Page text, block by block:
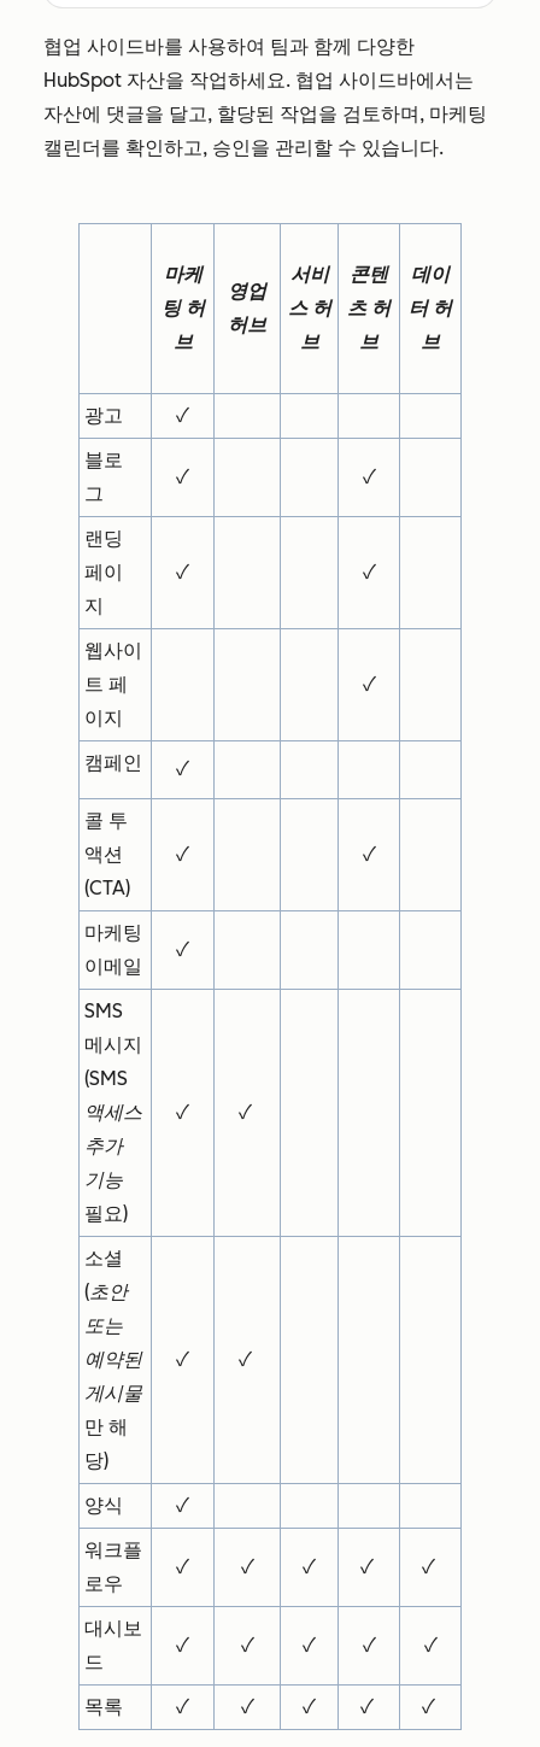
협업 사이드바를 사용하여 팀과 함께 다양한
HubSpot 자산을 작업하세요. 협업 사이드바에서는
자산에 댓글을 달고, 할당된 작업을 검토하며, 마케팅
캘린더를 확인하고, 승인을 관리할 수 있습니다.
마케
팅 허
브
영업
허브
서비
스 허
브
콘텐
츠 허
브
데이
터 허
브
광고
✓
블로
그
✓ ✓
랜딩
페이
지
✓ ✓
웹사이
트 페
이지
✓
캠페인 ✓
콜 투
액션
(CTA)
✓ ✓
마케팅
이메일
✓
SMS
메시지
(SMS
액세스
추가
기능
필요)
✓ ✓
소셜
(초안
또는
예약된
게시물
만 해
당)
✓ ✓
양식
✓
워크플
로우
✓ ✓ ✓ ✓ ✓
대시보
드
✓ ✓ ✓ ✓ ✓
목록 ✓ ✓ ✓ ✓ ✓